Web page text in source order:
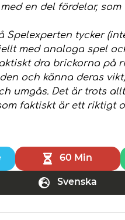
en del fördelar,
Spelexperten tycker
med analoga spel
dra brickorna på
och känna deras
umgås. Det är trots
faktiskt är ett riktigt
60 Min
Svenska